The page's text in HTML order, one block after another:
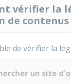
vérifier la
de contenus
de vérifier la
un site